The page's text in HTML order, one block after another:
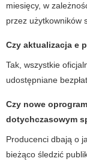
miesięcy, w
przez użytkowników
Czy aktualizacja e
Tak, wszystkie
udostępniane
Czy nowe
dotychczasowym
Producenci dbają o
bieżąco śledzić